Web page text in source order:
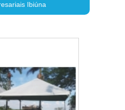
Ibiúna